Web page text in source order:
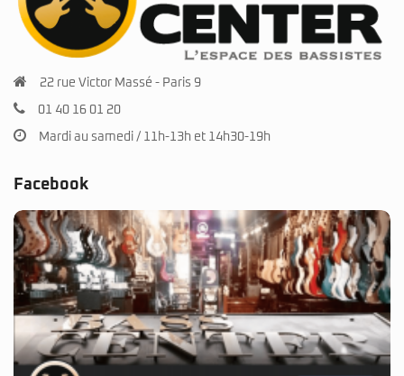
22 rue Victor Massé - Paris 9
01 40 16 01 20
Mardi au samedi / 11h-13h et 14h30-19h
Facebook